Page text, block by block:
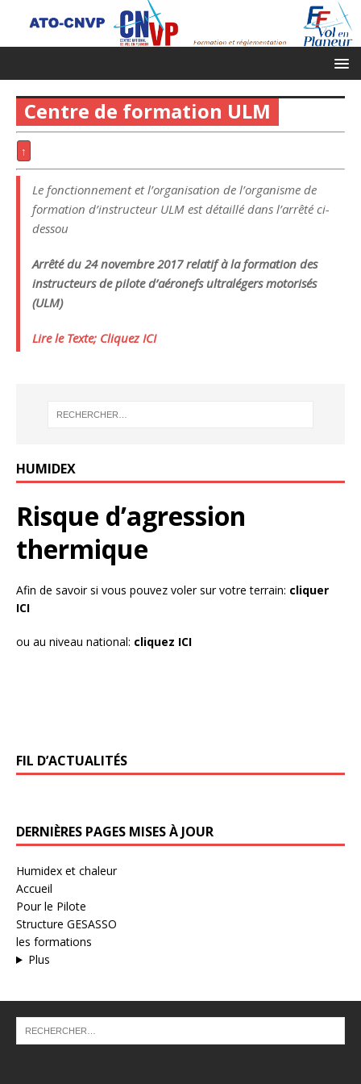
Centre de formation ULM
↑
Le fonctionnement et l’organisation de l’organisme de
formation d’instructeur ULM est détaillé dans l’arrêté ci-
dessou
Arrêté du 24 novembre 2017 relatif à la formation des
instructeurs de pilote d’aéronefs ultralégers motorisés
(ULM)
Lire le Texte; Cliquez ICI
HUMIDEX
Risque d’agression
thermique
Afin de savoir si vous pouvez voler sur votre terrain: cliquer
ICI
ou au niveau national: cliquez ICI
FIL D’ACTUALITÉS
DERNIÈRES PAGES MISES À JOUR
Humidex et chaleur
Accueil
Pour le Pilote
Structure GESASSO
les formations
Plus